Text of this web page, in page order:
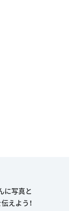
に写真と
えよう！